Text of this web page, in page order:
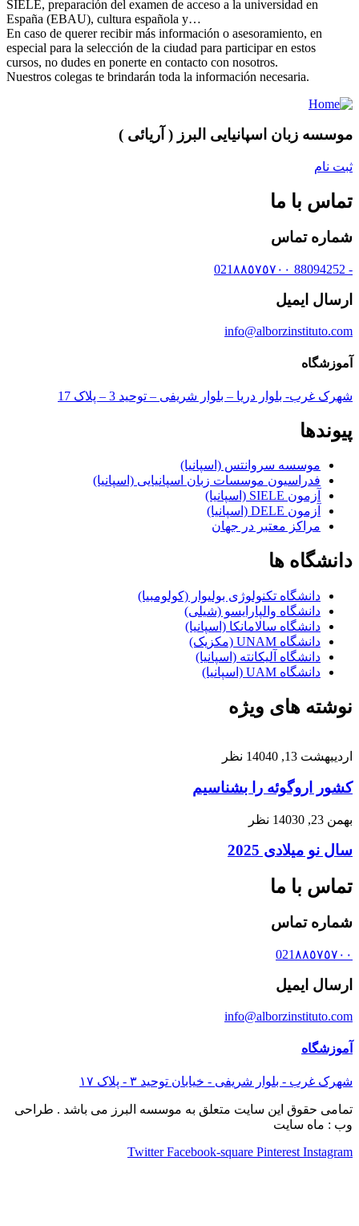
SIELE, preparación del examen de acceso a la universidad en
España (EBAU), cultura española y…
En caso de querer recibir más información o asesoramiento, en
especial para la selección de la ciudad para participar en estos
cursos, no dudes en ponerte en contacto con nosotros.
Nuestros colegas te brindarán toda la información necesaria.
موسسه زبان اسپانیایی البرز ( آریائی )
ثبت نام
تماس با ما
شماره تماس
- 88094252 021٨٨٥٧٥٧٠٠
ارسال ایمیل
info@alborzinstituto.com
آموزشگاه
شهرک غرب- بلوار دریا – بلوار شریفی – توحید 3 – پلاک 17
پیوندها
موسسه سروانتس (اسپانیا)
فدراسیون موسسات زبان اسپانیایی (اسپانیا)
آزمون SIELE (اسپانیا)
آزمون DELE (اسپانیا)
مراکز معتبر در جهان
دانشگاه ها
دانشگاه تکنولوژی بولیوار (کولومبیا)
دانشگاه والپارایسو (شیلی)
دانشگاه سالامانکا (اسپانیا)
دانشگاه UNAM (مکزیک)
دانشگاه آلیکانته (اسپانیا)
دانشگاه UAM (اسپانیا)
نوشته های ویژه
اردیبهشت 13, 1404 0 نظر
کشور اروگوئه را بشناسیم
بهمن 23, 1403 0 نظر
سال نو میلادی 2025
تماس با ما
شماره تماس
021٨٨٥٧٥٧٠٠
ارسال ایمیل
info@alborzinstituto.com
آموزشگاه
شهرک غرب - بلوار شریفی - خیابان توحید ٣ - پلاک ١٧
تمامی حقوق این سایت متعلق به موسسه البرز می باشد . طراحی
وب : ماه سایت
Twitter Facebook-square Pinterest Instagram